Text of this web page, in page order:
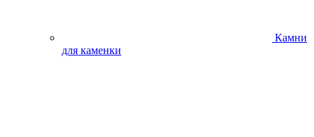
Камни
для каменки